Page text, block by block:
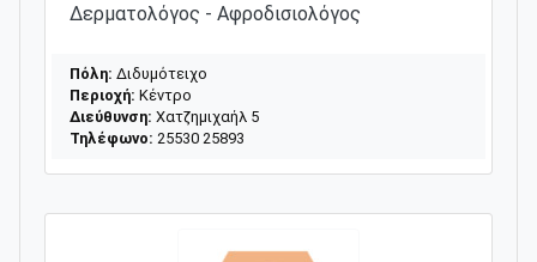
Δερματολόγος - Αφροδισιολόγος
Πόλη: Διδυμότειχο
Περιοχή: Κέντρο
Διεύθυνση: Χατζημιχαήλ 5
Τηλέφωνο: 25530 25893